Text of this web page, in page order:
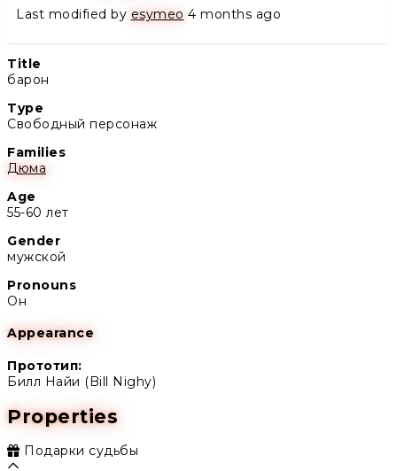
Last modified by esymeo 4 months ago
Title
барон
Type
Свободный персонаж
Families
Дюма
Age
55-60 лет
Gender
мужской
Pronouns
Он
Appearance
Прототип:
Билл Найи (Bill Nighy)
Properties
Подарки судьбы